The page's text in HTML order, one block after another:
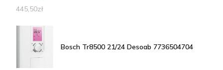
445,50zł
Bosch Tr8500 21/24 Desoab 7736504704